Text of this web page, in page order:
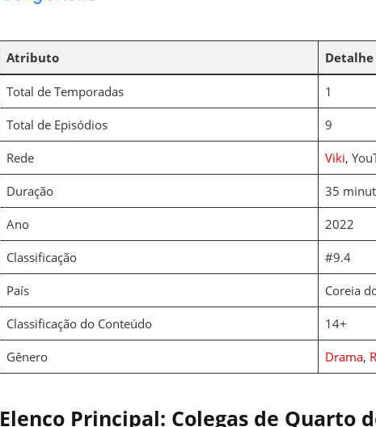
Atributo
Detalhe
Total de Temporadas
1
Total de Episódios
9
Rede
Viki,
Duração
35
Ano
2022
Classificação
#9.4
País
Coreia
Classificação do Conteúdo
14+
Gênero
Drama,
Elenco Principal: Colegas de Quarto